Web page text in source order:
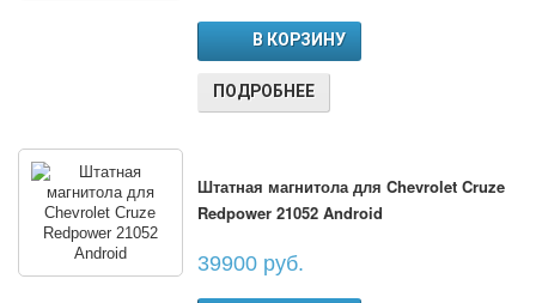
В КОРЗИНУ
ПОДРОБНЕЕ
Штатная магнитола для Chevrolet Cruze
Redpower 21052 Android
39900 руб.